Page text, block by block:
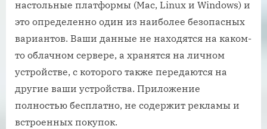
настольные платформы (Mac, Linux и Windows) и
это определенно один из наиболее безопасных
вариантов. Ваши данные не находятся на каком-
то облачном сервере, а хранятся на личном
устройстве, с которого также передаются на
другие ваши устройства. Приложение
полностью бесплатно, не содержит рекламы и
встроенных покупок.